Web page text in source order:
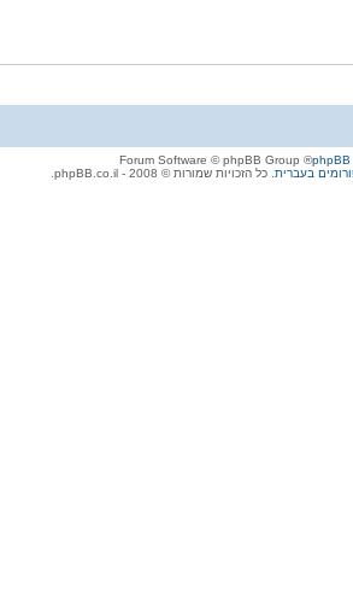
phpBB
® Forum Software © phpBB Group
. כל הזכויות שמורות © 2008 - phpBB.co.il.